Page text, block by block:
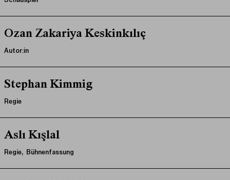
Ozan Zakariya Keskinkılıç
Autor:in
Stephan Kimmig
Regie
Aslı Kışlal
Regie, Bühnenfassung